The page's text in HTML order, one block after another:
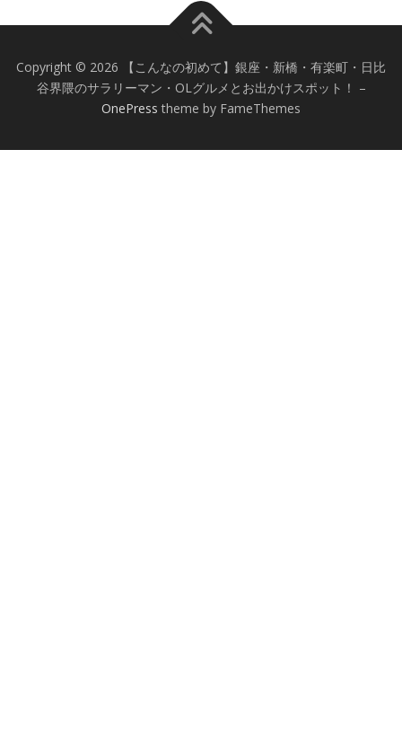
Copyright © 2026 【こんなの初めて】銀座・新橋・有楽町・日比
谷界隈のサラリーマン・OLグルメとお出かけスポット！ –
OnePress theme by FameThemes